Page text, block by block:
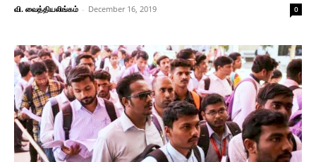
வி. வைத்தியலிங்கம் - December 16, 2019 0